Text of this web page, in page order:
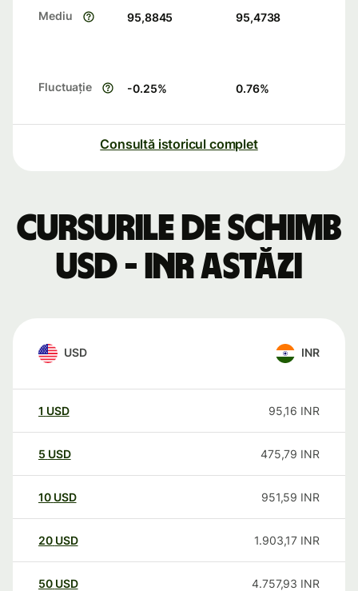
Mediu 95,8845 95,4738
Fluctuație -0.25% 0.76%
Consultă istoricul complet
Cursurile de schimb
USD - INR astăzi
USD INR
1 USD 95,16 INR
5 USD 475,79 INR
10 USD 951,59 INR
20 USD 1.903,17 INR
50 USD 4.757,93 INR